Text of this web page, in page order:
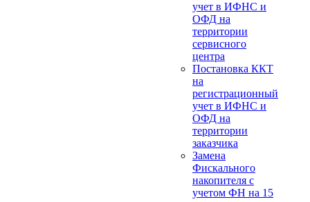
учет в ИФНС и
ОФД на
территории
сервисного
центра
Постановка ККТ
на
регистрационный
учет в ИФНС и
ОФД на
территории
заказчика
Замена
Фискального
накопителя с
учетом ФН на 15